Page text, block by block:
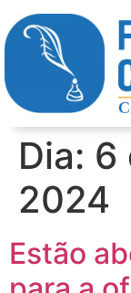
Dia: 6
2024
Estão